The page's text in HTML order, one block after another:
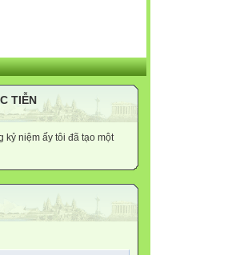
TIỄN
niệm ấy tôi đã tạo một